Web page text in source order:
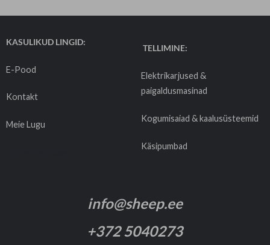
KASULIKUD LINGID:
E-Pood
Kontakt
Meie Lugu
TELLIMINE:
Elektrikarjused &
paigaldusmasinad
Kogumisaiad & kaalusüsteemid
Käsipumbad
info@sheep.ee
+372 5040273